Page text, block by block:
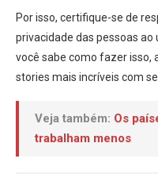
Por isso, certifique-se de
privacidade das pessoas
você sabe como fazer isso,
stories mais incríveis com
Veja também: Os
trabalham menos